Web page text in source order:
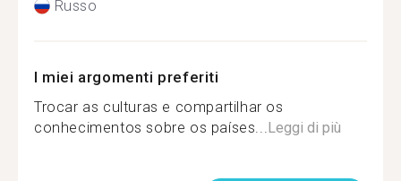
Russo
I miei argomenti preferiti
Trocar as culturas e compartilhar os
conhecimentos sobre os países...Leggi di più